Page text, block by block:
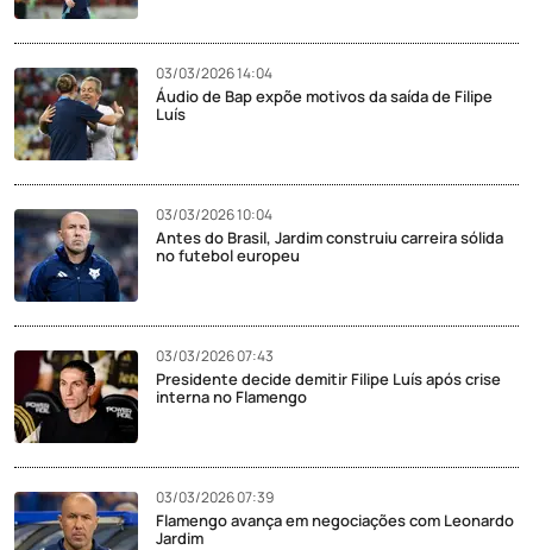
03/03/2026 14:04
Áudio de Bap expõe motivos da saída de Filipe
Luís
03/03/2026 10:04
Antes do Brasil, Jardim construiu carreira sólida
no futebol europeu
03/03/2026 07:43
Presidente decide demitir Filipe Luís após crise
interna no Flamengo
03/03/2026 07:39
Flamengo avança em negociações com Leonardo
Jardim